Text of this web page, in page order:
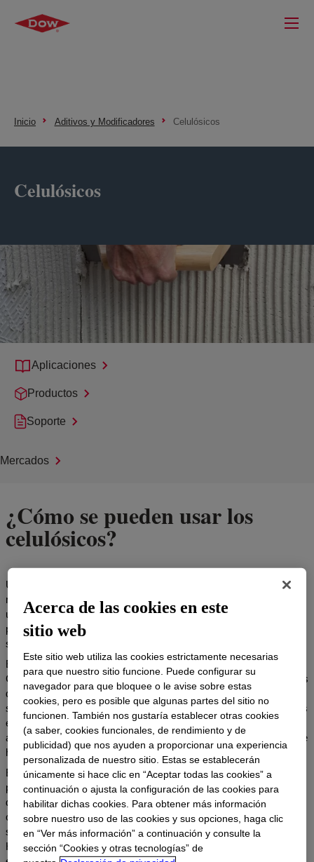
Inicio Aditivos y Modificadores Celulósicos
Celulósicos
Aplicaciones
Productos
Soporte
Mercados
¿Cómo se pueden usar los
celulósicos?
Útiles en diferentes formas de producción de petróleo, estos
materiales únicos se pueden utilizar para preparar soluciones con
una amplia gama de viscosidades, incluidas moderadas, con
propiedades coloidales normales, hasta máximas, con mínimos
sólidos disueltos.
En los fluidos de reacondicionamiento y terminación,
CELLOSIZE™ HEC es un viscosificador. Ayuda a los productores
de aceite a proporcionar fluidos claros y con bajo contenido de
sólidos que ayudan a minimizar el daño a la formación. Los fluidos
espesados con HEC se rompen fácilmente con ácido, enzimas u
agentes oxidantes para maximizar el potencial de recuperación de
hidrocarburos.
En fluidos de fractura, los materiales de HEC actúan como
portadores para los propantadores. Estos fluidos también pueden
descomponerse fácilmente con ácido, enzimas u agentes
oxidantes. Mediante el uso del concepto de bajo contenido de
sólidos, los fluidos de perforación formulados con CELLOSIZE™
HEC ofrecen mayores tasas de penetración con una buena
Acerca de las cookies en este
sitio web
Este sitio web utiliza las cookies estrictamente necesarias
para que nuestro sitio funcione. Puede configurar su
navegador para que bloquee o le avise sobre estas
cookies, pero es posible que algunas partes del sitio no
funcionen. También nos gustaría establecer otras cookies
(a saber, cookies funcionales, de rendimiento y de
publicidad) que nos ayuden a proporcionar una experiencia
personalizada de nuestro sitio. Estas se establecerán
únicamente si hace clic en “Aceptar todas las cookies” a
continuación o ajusta la configuración de las cookies para
habilitar dichas cookies. Para obtener más información
sobre nuestro uso de las cookies y sus opciones, haga clic
en “Ver más información” a continuación y consulte la
sección “Cookies y otras tecnologías” de